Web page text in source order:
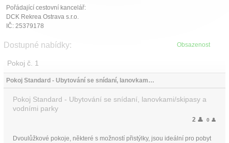
Pořádající cestovní kancelář:
DCK Rekrea Ostrava s.r.o.
IČ: 25379178
Obsazenost
Dostupné nabídky:
Pokoj č. 1
Pokoj Standard - Ubytování se snídaní, lanovkami/skipasy a vodními parky
Pokoj Standard - Ubytování se snídaní, lanovkami/skipasy a
vodními parky
2 👤 0 👤
Dvoulůžkové pokoje, některé s možností přistýlky, jsou ideální pro pobyt